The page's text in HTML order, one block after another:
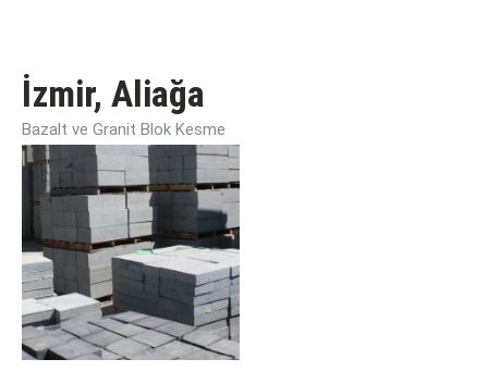
İzmir, Aliağa
Bazalt ve Granit Blok Kesme